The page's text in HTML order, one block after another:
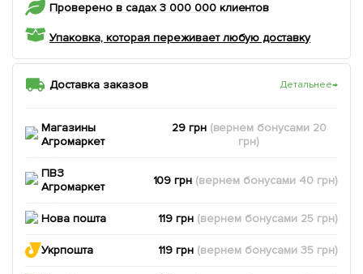
Проверено в садах 3 000 000 клиентов
Упаковка, которая переживает любую доставку
Доставка заказов Детальнее→
Магазины
Агромаркет
29 грн (вернем бонусами 20
грн)
ПВЗ
Агромаркет
109 грн (вернем бонусами 40 грн)
Нова пошта 119 грн (вернем бонусами 25 грн)
Укрпошта 119 грн (вернем бонусами35 грн)